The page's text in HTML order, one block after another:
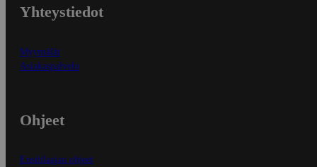
Yhteystiedot
Myymälät
Asiakaspalvelu
Ohjeet
Ensitilaajan ohjeet